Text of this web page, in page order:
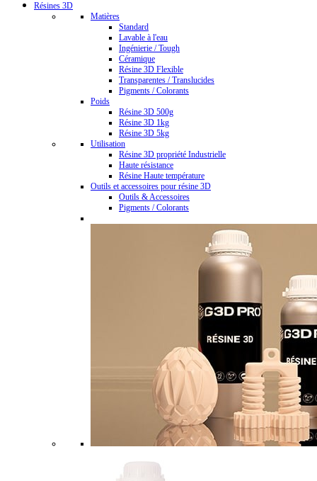
Résines 3D
Matières
Standard
Lavable à l'eau
Ingénierie / Tough
Céramique
Résine 3D Flexible
Transparentes / Translucides
Pigments / Colorants
Poids
Résine 3D 500g
Résine 3D 1kg
Résine 3D 5kg
Utilisation
Résine 3D propriété Industrielle
Haute résistance
Résine Haute température
Outils et accessoires pour résine 3D
Outils & Accessoires
Pigments / Colorants